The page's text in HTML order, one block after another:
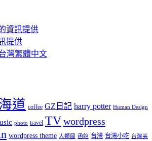
資訊提供
提供
灣繁體中文
道 coffee GZ日記 harry potter Human Design
photo travel TVwordpress
wordpress theme 人類圖 函館 台灣 台灣小吃 台灣美